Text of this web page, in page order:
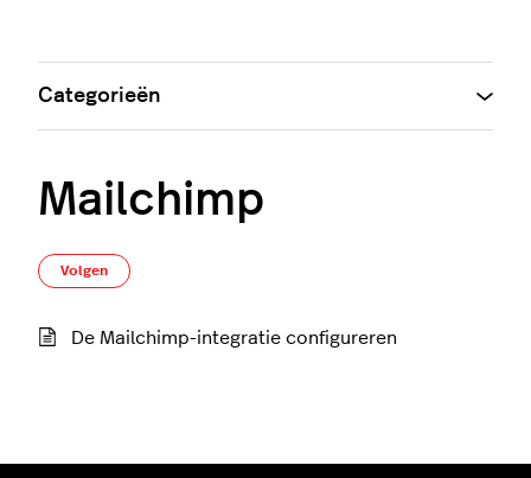
Mailchimp
Volgen
De Mailchimp-integratie configureren
Categorieën